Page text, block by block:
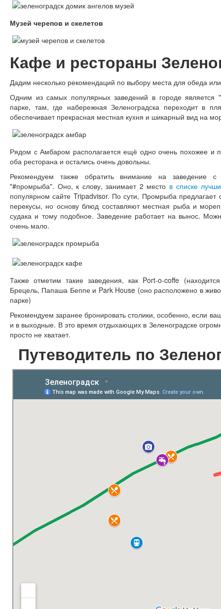
Музей черепов и скелетов
Кафе и рестораны
Дадим несколько рекомендаций по выбору места для обеда
Одним из самых популярных заведений в городе является
парке, там, где набережная Зеленоградска переходит в
обеспечивает прекрасная местная кухня и шикарный вид на
Рядом с Амбаром располагается ещё одно очень похожее и
оба ресторана и остались очень довольны.
Рекомендуем также обратить внимание на заведение
"#промрыба". Оно, к слову, занимает 2 место в списке
популярном сайте Tripadvisor. По сути, Промрыба
перекусы, но основу блюд составляют местная рыба и
судака и тому подобное. Заведение работает на вынос.
очень мало.
Также отметим такие заведения, как Port-o-coffe
Брецель, Папаша Беппе и Park House (оно расположено в
парке)
Рекомендуем заранее бронировать столики, особенно, если
и в выходные. В это время отдыхающих в Зеленоградске
просто не хватает.
Путеводитель по